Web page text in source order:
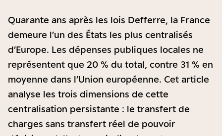
Quarante ans après les lois Defferre, la France
demeure l’un des États les plus centralisés
d’Europe. Les dépenses publiques locales ne
représentent que 20 % du total, contre 31 % en
moyenne dans l’Union européenne. Cet article
analyse les trois dimensions de cette
centralisation persistante : le transfert de
charges sans transfert réel de pouvoir